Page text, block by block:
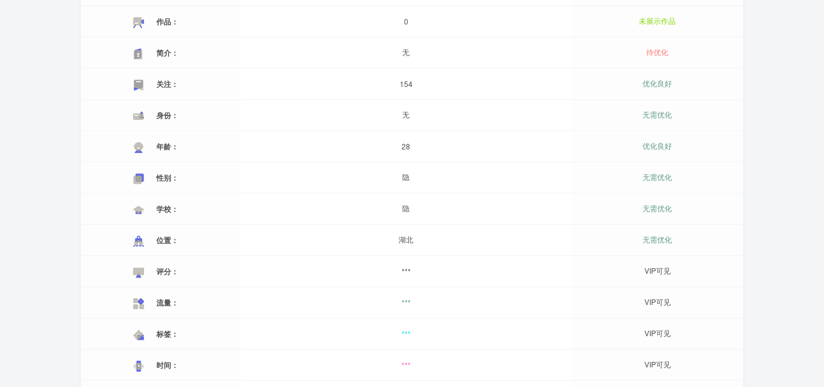
作品： 0 未展示作品
简介： 无 待优化
关注： 154 优化良好
身份： 无 无需优化
年龄： 28 优化良好
性别： 隐 无需优化
学校： 隐 无需优化
位置： 湖北 无需优化
评分： *** VIP可见
流量： *** VIP可见
标签： *** VIP可见
时间： *** VIP可见